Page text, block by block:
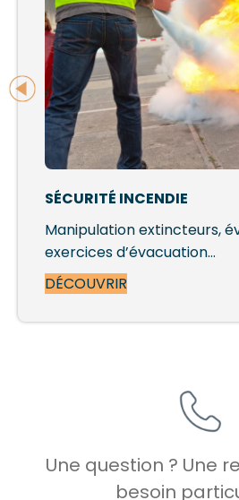
SÉCURITÉ INCENDIE
Manipulation extincteurs,
exercices d’évacuation…
DÉCOUVRIR
Une question ? Une
besoin